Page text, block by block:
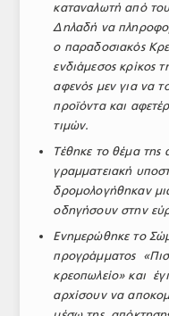
καταναλωτή από
Δηλαδή να
ο παραδοσιακός
ενδιάμεσος κρίκος
αφενός μεν για να
προϊόντα και
τιμών.
Τέθηκε το θέμα της
γραμματειακή
δρομολογήθηκαν
οδηγήσουν στην
Ενημερώθηκε το
προγράμματος
κρεοπωλείο» και
αρχίσουν να